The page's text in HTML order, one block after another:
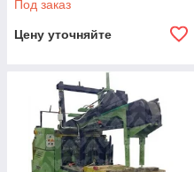
Под заказ
Цену уточняйте